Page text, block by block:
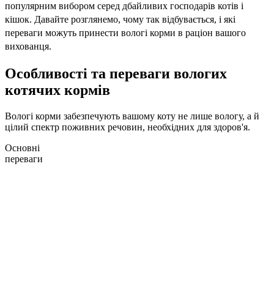
популярним вибором серед дбайливих господарів котів і
кішок. Давайте розглянемо, чому так відбувається, і які
переваги можуть принести вологі корми в раціон вашого
вихованця.
Особливості та переваги вологих
котячих кормів
Вологі корми забезпечують вашому коту не лише вологу, а й
цілий спектр поживних речовин, необхідних для здоров'я.
Основні
переваги